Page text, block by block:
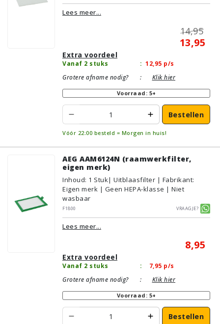
Lees meer...
14,95
13,95
Extra voordeel
Vanaf 2 stuks : 12,95 p/s
Grotere afname nodig?
: Klik hier
Voorraad: 5+
Bestellen
Vóór 22:00 besteld = Morgen in huis!
AEG AAM6124N (raamwerkfilter,
eigen merk)
Inhoud: 1 Stuk| Uitblaasfilter | Fabrikant:
Eigen merk | Geen HEPA-klasse | Niet
wasbaar
F1800
Vraagje?
Lees meer...
8,95
Extra voordeel
Vanaf 2 stuks : 7,95 p/s
Grotere afname nodig?
: Klik hier
Voorraad: 5+
Bestellen